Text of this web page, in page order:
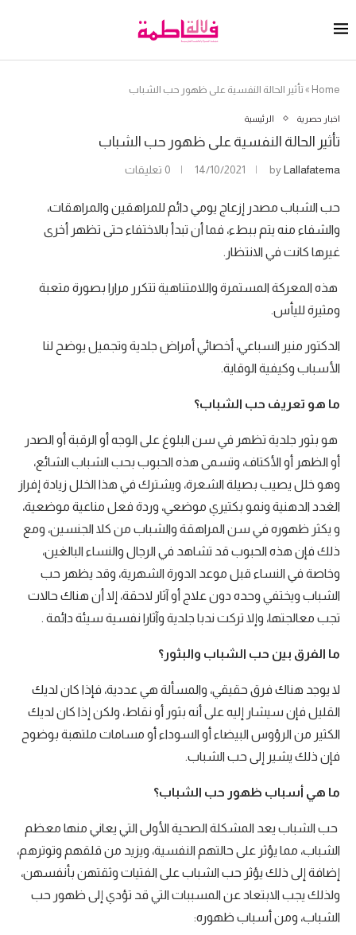
Home
»تأثير الحالة النفسية على ظهور حب الشباب
اخبار حصرية الرئيسية
تأثير الحالة النفسية على ظهور حب الشباب
byLallafatema
14/10/2021 0 تعليقات
حب الشباب مصدر إزعاج يومي دائم للمراهقين والمراهقات،
والشفاء منه يتم ببطء، فما أن تبدأ بالاختفاء حتى تظهر أخرى
غيرها كانت في الانتظار.
هذه المعركة المستمرة واللامتناهية تتكرر مرارا بصورة متعبة
ومثيرة لليأس.
الدكتور منير السباعي، أخصائي أمراض جلدية وتجميل يوضح لنا
الأسباب وكيفية الوقاية.
ما هو تعريف حب الشباب؟
هو بثور جلدية تظهر في سن البلوغ على الوجه أو الرقبة أو الصدر
أو الظهر أو الأكتاف، وتسمى هذه الحبوب بحب الشباب الشائع،
وهو خلل يصيب بصيلة الشعرة، ويشترك في هذا الخلل زيادة إفراز
الغدد الدهنية ونمو بكتيري موضعي، وردة فعل مناعية موضعية،
و يكثر ظهوره في سن المراهقة والشباب من كلا الجنسين، ومع
ذلك فإن هذه الحبوب قد تشاهد في الرجال والنساء البالغين،
وخاصة في النساء قبل موعد الدورة الشهرية، وقد يظهر حب
الشباب ويختفي وحده دون علاج أو آثار لاحقة، إلا أن هناك حالات
تجب معالجتها، وإلا تركت ندبا جلدية وآثارا نفسية سيئة دائمة .
ما الفرق بين حب الشباب والبثور؟
لا يوجد هناك فرق حقيقي، والمسألة هي عددية، فإذا كان لديك
القليل فإن سيشار إليه على أنه بثور أو نقاط، ولكن إذا كان لديك
الكثير من الرؤوس البيضاء أو السوداء أو مسامات ملتهبة بوضوح
فإن ذلك يشير إلى حب الشباب.
ما هي أسباب ظهور حب الشباب؟
حب الشباب يعد المشكلة الصحية الأولى التي يعاني منها معظم
الشباب، مما يؤثر على حالتهم النفسية، ويزيد من قلقهم وتوترهم،
إضافة إلى ذلك يؤثر حب الشباب على الفتيات وثقتهن بأنفسهن،
ولذلك يجب الابتعاد عن المسببات التي قد تؤدي إلى ظهور حب
الشباب، ومن أسباب ظهوره: